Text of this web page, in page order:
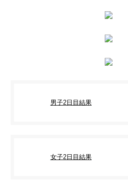
男子2日目結果
女子2日目結果